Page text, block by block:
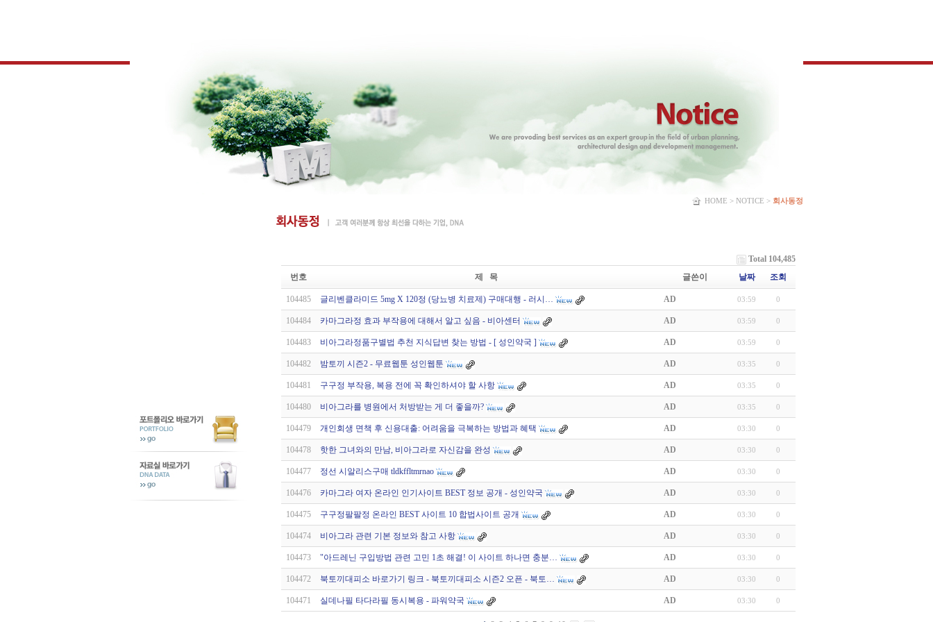
HOME > NOTICE > 회사동정
Total 104,485
번호
제 목 글쓴이 날짜 조회
104485 글리벤클라미드 5mg X 120정 (당뇨병 치료제) 구매대행 - 러시… AD 03:59 0
104484 카마그라정 효과 부작용에 대해서 알고 싶음 - 비아센터 AD 03:59 0
104483 비아그라정품구별법 추천 지식답변 찾는 방법 - [ 성인약국 ] AD 03:59 0
104482 밤토끼 시즌2 - 무료웹툰 성인웹툰 AD 03:35 0
104481 구구정 부작용, 복용 전에 꼭 확인하셔야 할 사항 AD 03:35 0
104480 비아그라를 병원에서 처방받는 게 더 좋을까? AD 03:35 0
104479 개인회생 면책 후 신용대출: 어려움을 극복하는 방법과 혜택 AD 03:30 0
104478 핫한 그녀와의 만남, 비아그라로 자신감을 완성 AD 03:30 0
104477 정선 시알리스구매 tldkffltmrnao AD 03:30 0
104476 카마그라 여자 온라인 인기사이트 BEST 정보 공개 - 성인약국 AD 03:30 0
104475 구구정팔팔정 온라인 BEST 사이트 10 합법사이트 공개 AD 03:30 0
104474 비아그라 관련 기본 정보와 참고 사항 AD 03:30 0
104473 "아드레닌 구입방법 관련 고민 1초 해결! 이 사이트 하나면 충분… AD 03:30 0
104472 북토끼대피소 바로가기 링크 - 북토끼대피소 시즌2 오픈 - 북토… AD 03:30 0
104471 실데나필 타다라필 동시복용 - 파워약국 AD 03:30 0